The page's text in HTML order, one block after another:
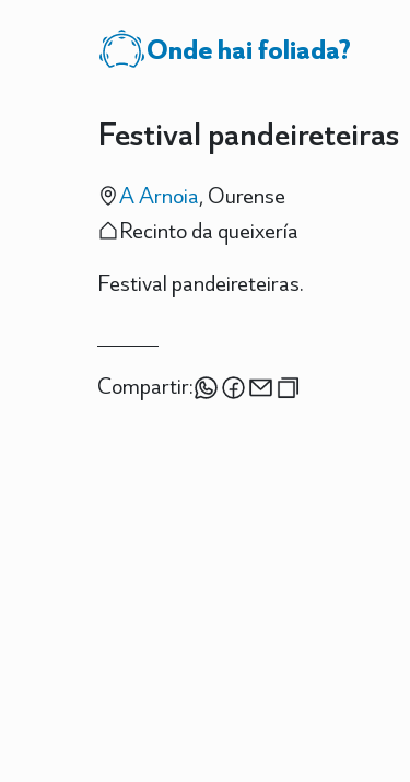
Onde hai foliada?
Festival pandeireteiras
A Arnoia, Ourense
Recinto da queixería
Festival pandeireteiras.
Compartir: